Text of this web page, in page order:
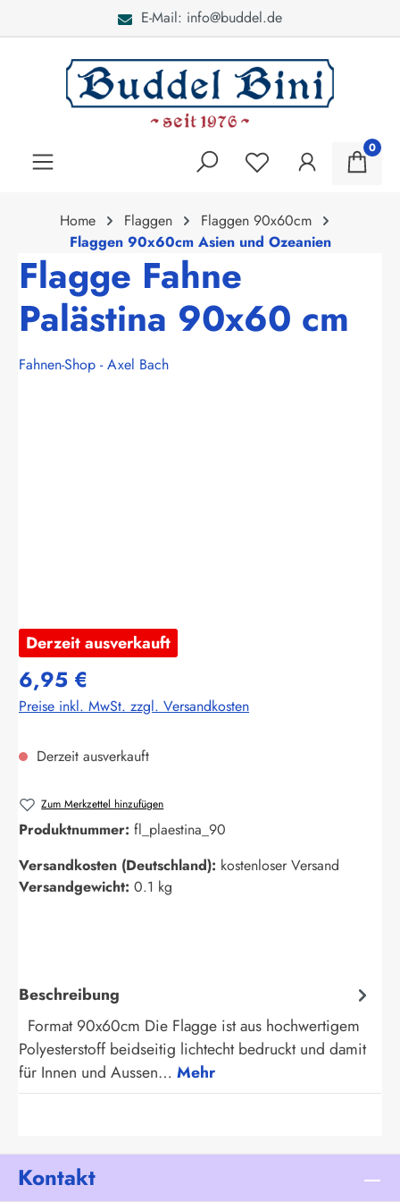
E-Mail: info@buddel.de
0
Home Flaggen
Flaggen 90x60cm
Flaggen 90x60cm Asien und Ozeanien
Flagge Fahne
Palästina 90x60 cm
Fahnen-Shop - Axel Bach
Derzeit ausverkauft
6,95 €
Preise inkl. MwSt. zzgl. Versandkosten
Derzeit ausverkauft
Zum Merkzettel hinzufügen
Produktnummer: fl_plaestina_90
Versandkosten (Deutschland): kostenloser Versand
Versandgewicht: 0.1 kg
Beschreibung
Format 90x60cm Die Flagge ist aus hochwertigem
Polyesterstoff beidseitig lichtecht bedruckt und damit
für Innen und Aussen… Mehr
Kontakt